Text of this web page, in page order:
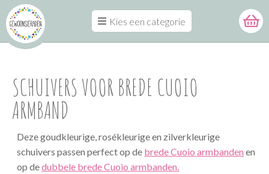
Kies een categorie
SCHUIVERS VOOR BREDE CUOIO
ARMBAND
Deze goudkleurige, rosékleurige en zilverkleurige
schuivers passen perfect op de brede Cuoio armbanden en
op dedubbele brede Cuoio armbanden.